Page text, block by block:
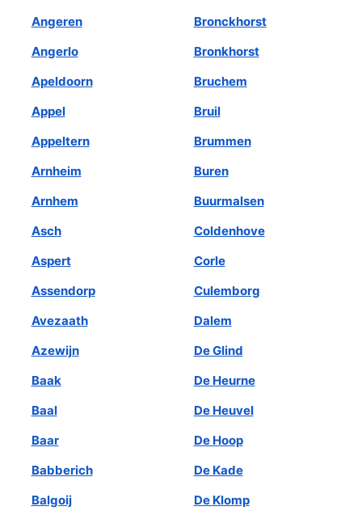
Angeren
Angerlo
Apeldoorn
Appel
Appeltern
Arnheim
Arnhem
Asch
Aspert
Assendorp
Avezaath
Azewijn
Baak
Baal
Baar
Babberich
Balgoij
Bronckhorst
Bronkhorst
Bruchem
Bruil
Brummen
Buren
Buurmalsen
Coldenhove
Corle
Culemborg
Dalem
De Glind
De Heurne
De Heuvel
De Hoop
De Kade
De Klomp